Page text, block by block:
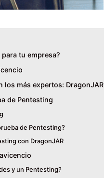
tu empresa?
los más expertos: DragonJAR
de Pentesting
de Pentesting?
con DragonJAR
y un Pentesting?